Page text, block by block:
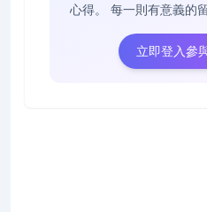
心得。
每一則有意義的
立即登入參